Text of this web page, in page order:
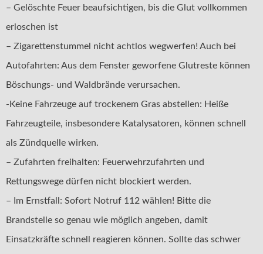
– Gelöschte Feuer beaufsichtigen, bis die Glut vollkommen
erloschen ist
– Zigarettenstummel nicht achtlos wegwerfen! Auch bei
Autofahrten: Aus dem Fenster geworfene Glutreste können
Böschungs- und Waldbrände verursachen.
-Keine Fahrzeuge auf trockenem Gras abstellen: Heiße
Fahrzeugteile, insbesondere Katalysatoren, können schnell
als Zündquelle wirken.
– Zufahrten freihalten: Feuerwehrzufahrten und
Rettungswege dürfen nicht blockiert werden.
– Im Ernstfall: Sofort Notruf 112 wählen! Bitte die
Brandstelle so genau wie möglich angeben, damit
Einsatzkräfte schnell reagieren können. Sollte das schwer